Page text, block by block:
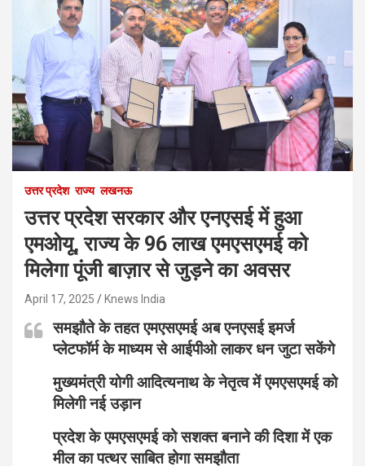
उत्तर प्रदेश राज्य लखनऊ
उत्तर प्रदेश सरकार और एनएसई में हुआ
एमओयू, राज्य के 96 लाख एमएसएमई को
मिलेगा पूंजी बाज़ार से जुड़ने का अवसर
April 17, 2025 Knews India
समझौते के तहत एमएसएमई अब एनएसई इमर्ज
प्लेटफॉर्म के माध्यम से आईपीओ लाकर धन जुटा सकेंगे
मुख्यमंत्री योगी आदित्यनाथ के नेतृत्व में एमएसएमई को
मिलेगी नई उड़ान
प्रदेश के एमएसएमई को सशक्त बनाने की दिशा में एक
मील का पत्थर साबित होगा समझौता